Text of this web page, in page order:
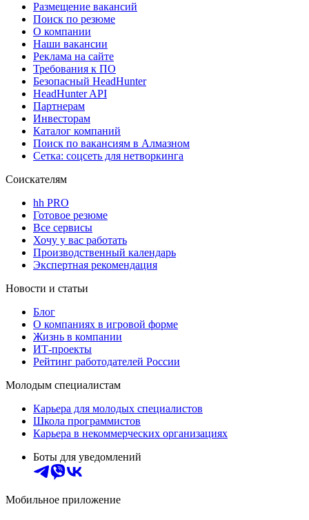
Размещение вакансий
Поиск по резюме
О компании
Наши вакансии
Реклама на сайте
Требования к ПО
Безопасный HeadHunter
HeadHunter API
Партнерам
Инвесторам
Каталог компаний
Поиск по вакансиям в Алмазном
Сетка: соцсеть для нетворкинга
Соискателям
hh PRO
Готовое резюме
Все сервисы
Хочу у вас работать
Производственный календарь
Экспертная рекомендация
Новости и статьи
Блог
О компаниях в игровой форме
Жизнь в компании
ИТ-проекты
Рейтинг работодателей России
Молодым специалистам
Карьера для молодых специалистов
Школа программистов
Карьера в некоммерческих организациях
Боты для уведомлений
Мобильное приложение